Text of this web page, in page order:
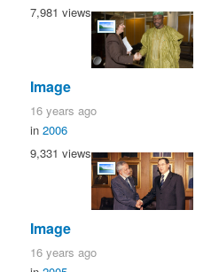
7,981 views
Image
16 years ago
in 2006
9,331 views
Image
16 years ago